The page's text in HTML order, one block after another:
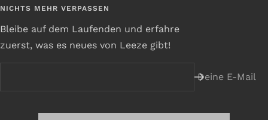
NICHTS MEHR VERPASSEN
Bleibe auf dem Laufenden und erfahre
zuerst, was es neues von Leeze gibt!
Deine E-Mail